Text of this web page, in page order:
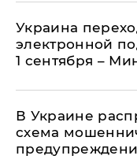
Украина
электронной
1 сентября –
В Украине
схема